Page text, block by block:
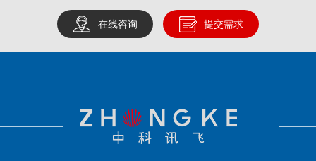
在线咨询 提交需求